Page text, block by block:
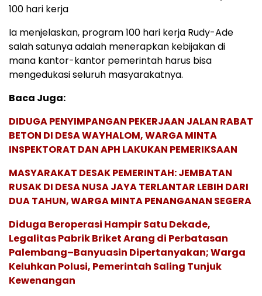
100 hari kerja
Ia menjelaskan, program 100 hari kerja Rudy-Ade
salah satunya adalah menerapkan kebijakan di
mana kantor-kantor pemerintah harus bisa
mengedukasi seluruh masyarakatnya.
Baca Juga:
DIDUGA PENYIMPANGAN PEKERJAAN JALAN RABAT
BETON DI DESA WAYHALOM, WARGA MINTA
INSPEKTORAT DAN APH LAKUKAN PEMERIKSAAN
MASYARAKAT DESAK PEMERINTAH: JEMBATAN
RUSAK DI DESA NUSA JAYA TERLANTAR LEBIH DARI
DUA TAHUN, WARGA MINTA PENANGANAN SEGERA
Diduga Beroperasi Hampir Satu Dekade,
Legalitas Pabrik Briket Arang di Perbatasan
Palembang–Banyuasin Dipertanyakan; Warga
Keluhkan Polusi, Pemerintah Saling Tunjuk
Kewenangan